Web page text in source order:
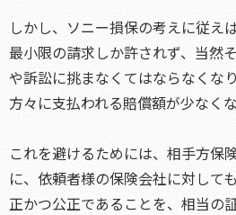
しかし、ソニー損保の考えに従え
最小限の請求しか許されず、当然
や訴訟に挑まなくてはならなくな
方々に支払われる賠償額が少なく
これを避けるためには、相手方保
に、依頼者様の保険会社に対して
正かつ公正であることを、相当の